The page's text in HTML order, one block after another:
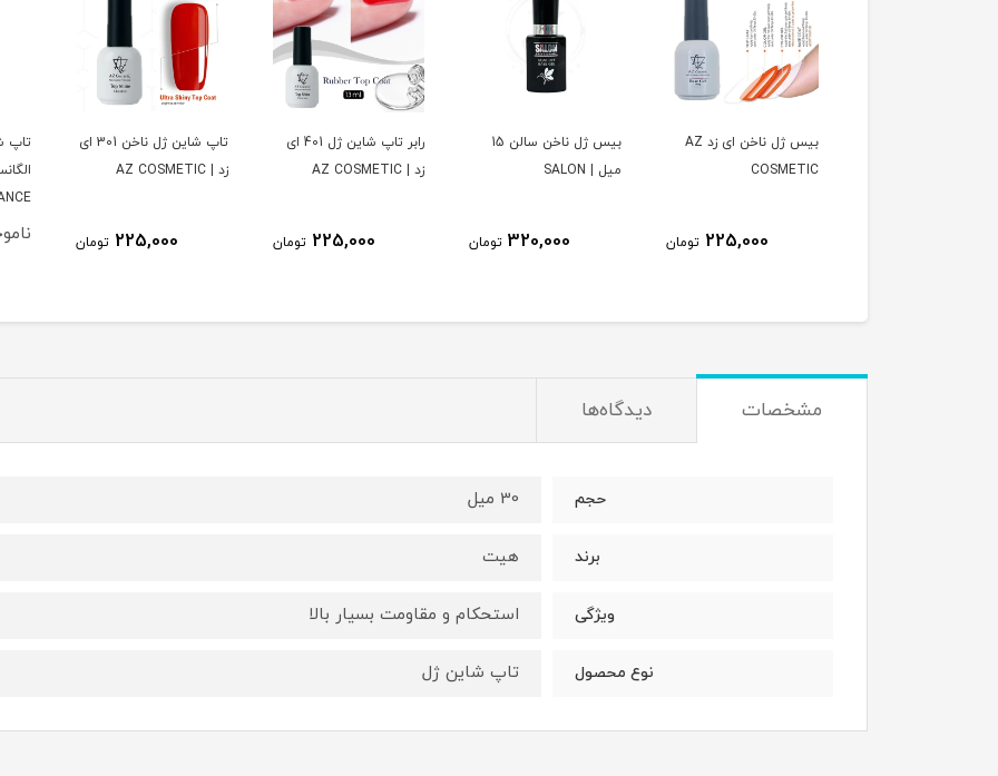
میل | SALON
320,000 تومان
زد | AZ COSMETIC
225,000 تومان
زد | AZ COSMETIC
225,000 تومان
تاپ شاین ژل لایت
الگانس | LIGHT
ناموجود
مشخصات دیدگاه‌ها
حجم 30 میل
برند هیت
ویژگی استحکام و مقاومت بسیار بالا
نوع محصول تاپ شاین ژل